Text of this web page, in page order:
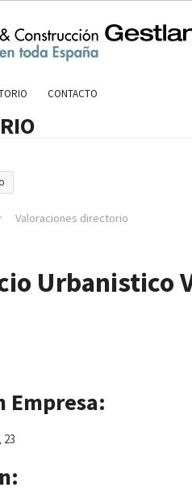
CONTACTO
Valoraciones directorio
Urbanistico
Empresa:
23